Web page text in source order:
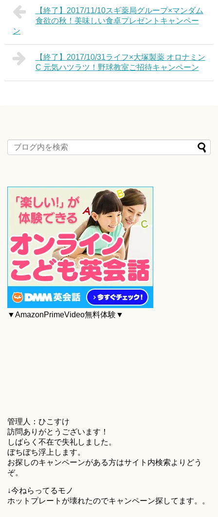
【終了】2017/11/10スギ薬局グループ×マンダム
食欲の秋！美味しい食卓プレゼントキャンペー
ン
【終了】2017/10/31ライフ×大塚製薬 オロナミン
C 元気ハツラツ！野球教室ご招待キャンペーン
▼AmazonPrimeVideo無料体験▼
管理人：ひこすけ
訪問ありがとうございます！
しばらく不在で失礼しました。
ぼちぼち浮上します。
お探しのキャンペーンがある方はサイト内検索よりどう
ぞ。
↓今ねらってるモノ
ホットプレートが壊れたのでキャンペーン探してます。。